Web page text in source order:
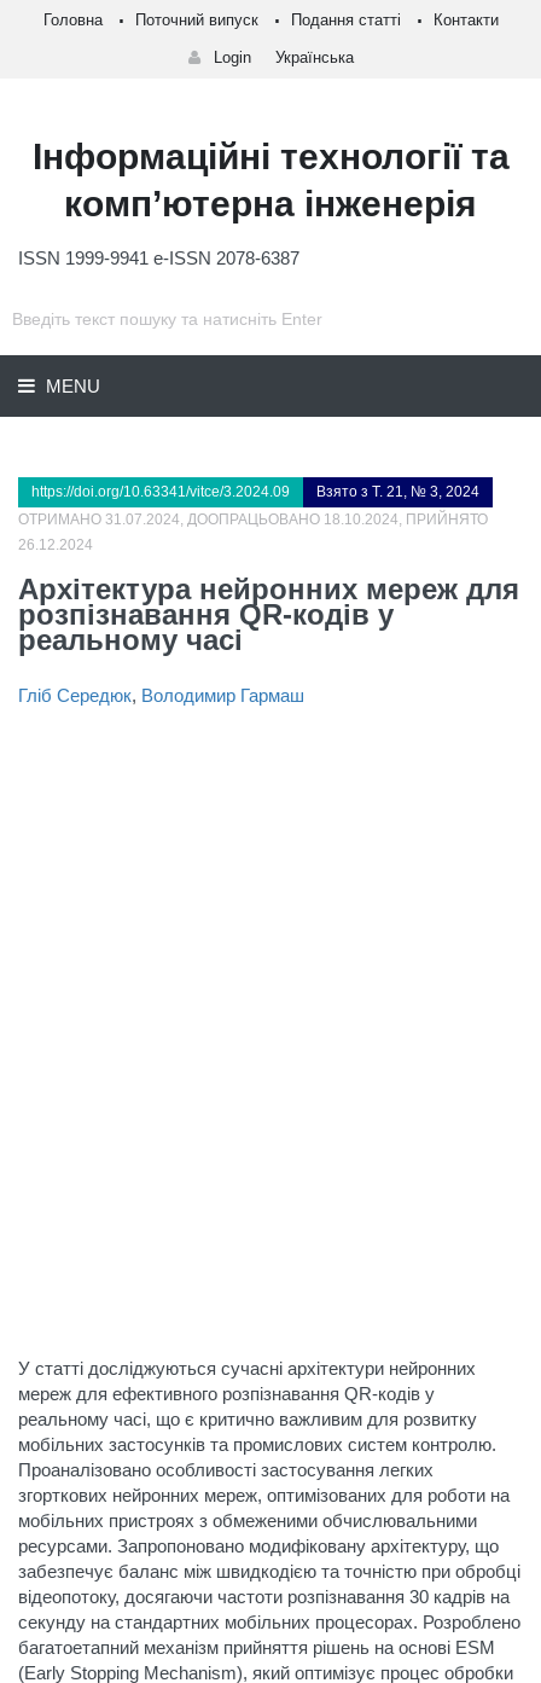
Головна Поточний випуск Подання статті Контакти
Login Українська
Інформаційні технології та
комп’ютерна інженерія
ISSN 1999-9941 e-ISSN 2078-6387
MENU
https://doi.org/10.63341/vitce/3.2024.09
Взято з Т. 21, № 3, 2024
ОТРИМАНО 31.07.2024, ДООПРАЦЬОВАНО 18.10.2024, ПРИЙНЯТО
26.12.2024
Архітектура нейронних мереж для
розпізнавання QR-кодів у
реальному часі
Гліб Серeдюк, Володимир Гармаш
У статті досліджуються сучасні архітектури нейронних
мереж для ефективного розпізнавання QR-кодів у
реальному часі, що є критично важливим для розвитку
мобільних застосунків та промислових систем контролю.
Проаналізовано особливості застосування легких
згорткових нейронних мереж, оптимізованих для роботи на
мобільних пристроях з обмеженими обчислювальними
ресурсами. Запропоновано модифіковану архітектуру, що
забезпечує баланс між швидкодією та точністю при обробці
відеопотоку, досягаючи частоти розпізнавання 30 кадрів на
секунду на стандартних мобільних процесорах. Розроблено
багатоетапний механізм прийняття рішень на основі ESM
(Early Stopping Mechanism), який оптимізує процес обробки